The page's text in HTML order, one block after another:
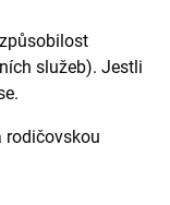
služeb). Jestli
rodičovskou